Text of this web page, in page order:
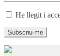
He llegit i